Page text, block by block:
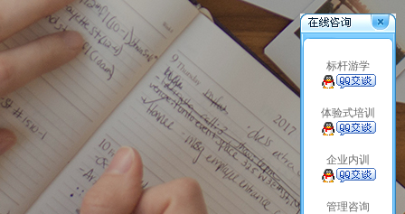
标杆游学
体验式培训
企业内训
管理咨询